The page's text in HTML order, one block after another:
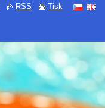
RSS Tisk